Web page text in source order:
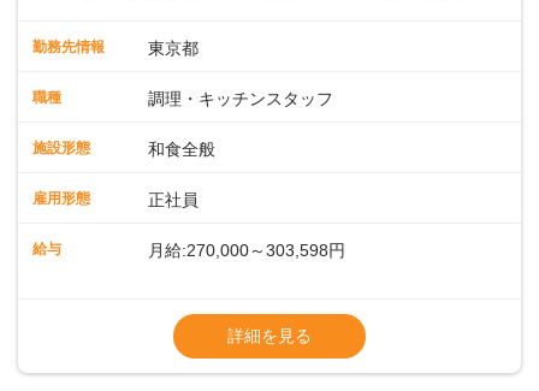
も深さもグッと広がりますよ。 ◎仕事内容ホテル内のレスト
調理、盛り付け、刺身の切り出しのほか、料理長の下で和食
ます。スキルや経験に応じて発注業務やアルバイトスタッフ
新宿・東京駅まで20分圏内と便利な好ロケーション。ビジネ
ームほか、朝食からディナーまでお楽しみいただけるオール
◎ワークライフバランスがとりやすい♪年間休日118～121
日。長期休暇の取得も推奨しているほか、バースデー休暇や
勤務先情報 東京都
職種 調理・キッチンスタッフ
施設形態 和食全般
雇用形態 正社員
給与 月給:270,000～303,598円
◎賞与／年2回（年2か月分支給）
※経験・能力および年齢・前職給与を考慮し
て優遇いたします
詳細を見る